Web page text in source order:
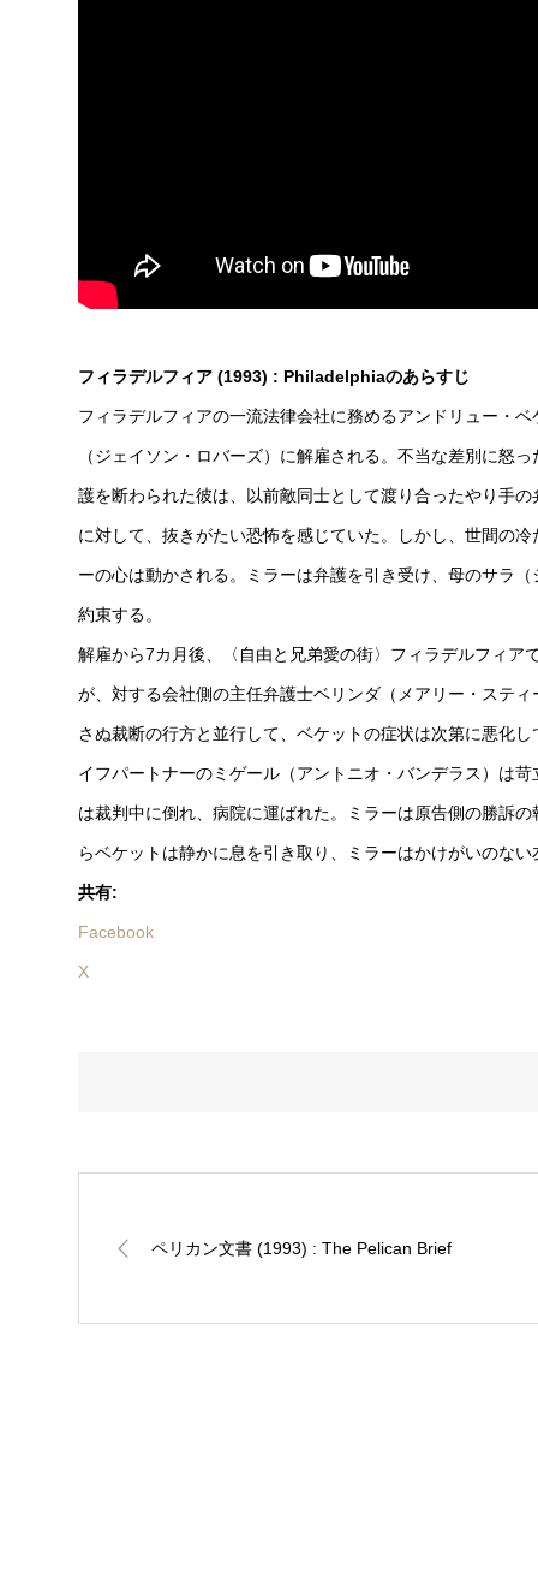
フィラデルフィア (1993) : Philadelphiaのあらすじ
フィラデルフィアの一流法律会社に務めるアンドリュー・
（ジェイソン・ロバーズ）に解雇される。不当な差別に怒
護を断わられた彼は、以前敵同士として渡り合ったやり手
に対して、抜きがたい恐怖を感じていた。しかし、世間の
ーの心は動かされる。ミラーは弁護を引き受け、母のサラ
約束する。
解雇から7カ月後、〈自由と兄弟愛の街〉フィラデルフィ
が、対する会社側の主任弁護士ベリンダ（メアリー・ステ
さぬ裁断の行方と並行して、ベケットの症状は次第に悪化
イフパートナーのミゲール（アントニオ・バンデラス）は
は裁判中に倒れ、病院に運ばれた。ミラーは原告側の勝訴
らベケットは静かに息を引き取り、ミラーはかけがいのな
共有:
Facebook
X
ペリカン文書 (1993) : The Pelican Brief